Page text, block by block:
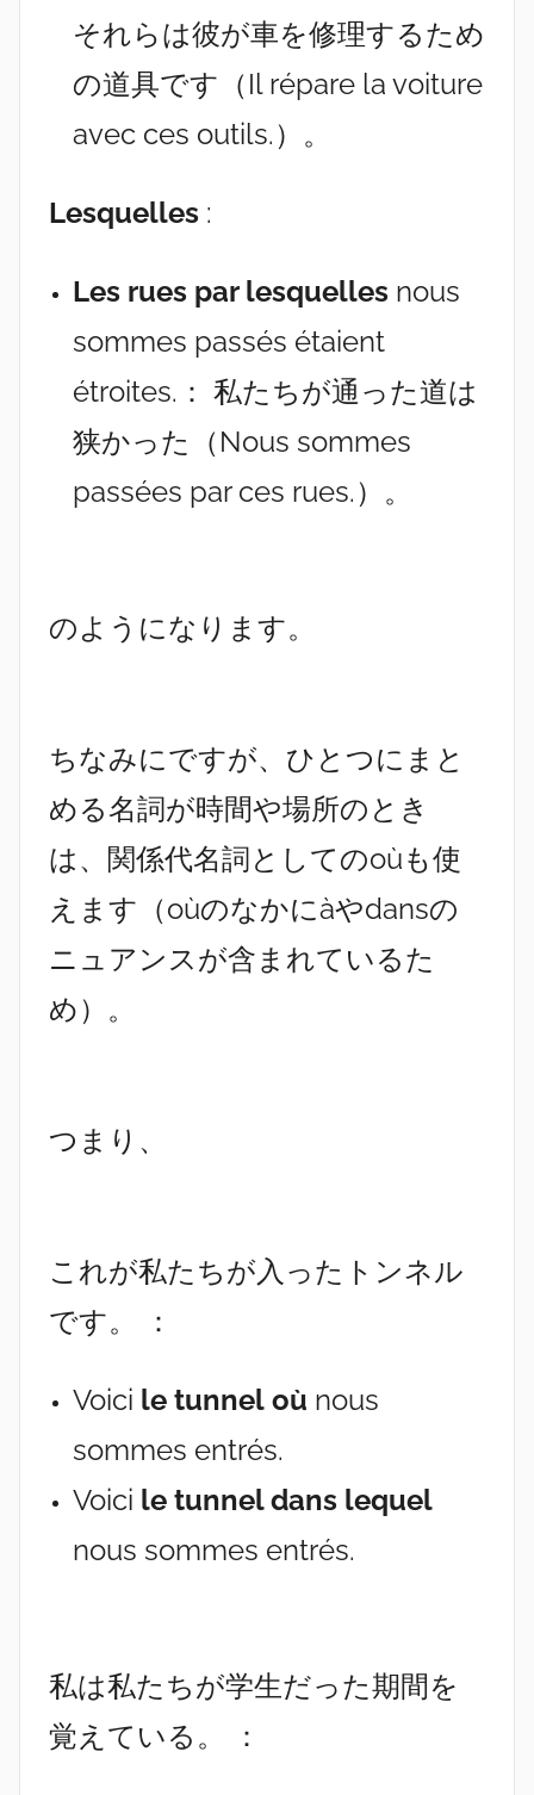
それらは彼が車を修理するため
の道具です（Il répare la voiture
avec ces outils.）。
Lesquelles :
Les rues par lesquelles nous
sommes passés étaient
étroites.： 私たちが通った道は
狭かった（Nous sommes
passées par ces rues.）。
のようになります。
ちなみにですが、ひとつにまと
める名詞が時間や場所のとき
は、関係代名詞としてのoùも使
えます（oùのなかにàやdansの
ニュアンスが含まれているた
め）。
つまり、
これが私たちが入ったトンネル
です。 ：
Voici le tunnel où nous
sommes entrés.
Voici le tunnel dans lequel
nous sommes entrés.
私は私たちが学生だった期間を
覚えている。 ：